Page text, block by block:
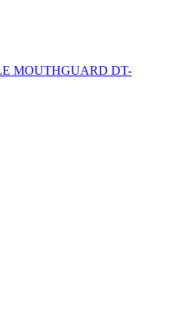
MOUTHGUARD DT-